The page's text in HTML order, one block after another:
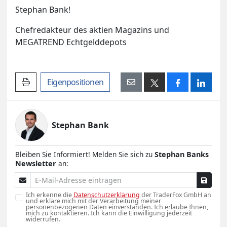
Stephan Bank!
Chefredakteur des aktien Magazins und
MEGATREND Echtgelddepots
Artikel drucken
Eigenpositionen
Stephan Bank
Bleiben Sie Informiert! Melden Sie sich zu Stephan Banks
Newsletter an:
E-Mail-Adresse
Ich erkenne die Datenschutzerklärung der TraderFox GmbH an
und erkläre mich mit der Verarbeitung meiner
personenbezogenen Daten einverstanden. Ich erlaube Ihnen,
mich zu kontaktieren. Ich kann die Einwilligung jederzeit
widerrufen.